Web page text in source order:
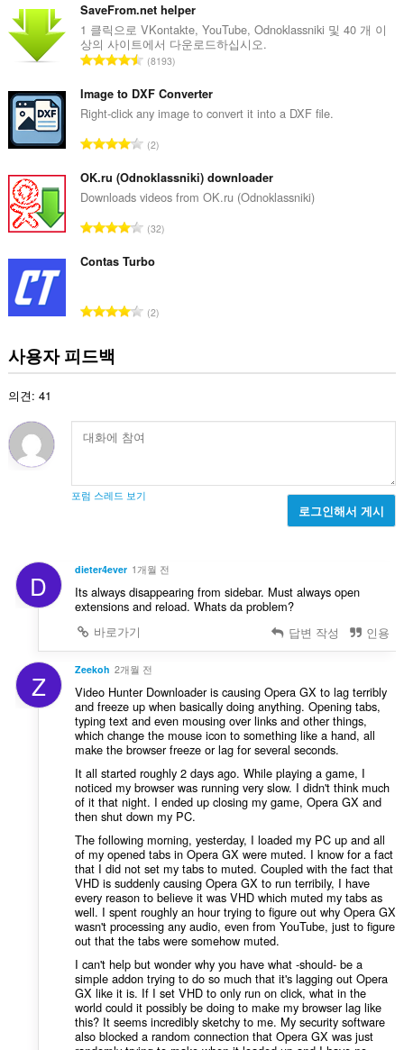
드
바
을
추
가
해
니
다.
이
확
기
은
탭
및
활
동
에
액
스
할
수
extension
can
store
client-
side
data.
급
수
:
SaveFrom.net helper
1 클릭으로 VKontakte, YouTube, Odnoklassniki 및 40 개 이
상의 사이트에서 다운로드하십시오.
총
급
수
8193
Image to DXF Converter
Right-click any image to convert it into a DXF file.
총
급
수
2
OK.ru (Odnoklassniki) downloader
Downloads videos from OK.ru (Odnoklassniki)
총
급
32
Contas Turbo
총
2
사용자 피드백
의견: 41
포럼 스레드 보기
로그인해서 게시
D dieter4ever 1개월 전
Its always disappearing from sidebar. Must always open
extensions and reload. Whats da problem?
바로가기
답변 작성 인용
Z Zeekoh 2개월 전
Video Hunter Downloader is causing Opera GX to lag terribly
and freeze up when basically doing anything. Opening tabs,
typing text and even mousing over links and other things,
which change the mouse icon to something like a hand, all
make the browser freeze or lag for several seconds.
It all started roughly 2 days ago. While playing a game, I
noticed my browser was running very slow. I didn't think much
of it that night. I ended up closing my game, Opera GX and
then shut down my PC.
The following morning, yesterday, I loaded my PC up and all
of my opened tabs in Opera GX were muted. I know for a fact
that I did not set my tabs to muted. Coupled with the fact that
VHD is suddenly causing Opera GX to run terribily, I have
every reason to believe it was VHD which muted my tabs as
well. I spent roughly an hour trying to figure out why Opera GX
wasn't processing any audio, even from YouTube, just to figure
out that the tabs were somehow muted.
I can't help but wonder why you have what -should- be a
simple addon trying to do so much that it's lagging out Opera
GX like it is. If I set VHD to only run on click, what in the
world could it possibly be doing to make my browser lag like
this? It seems incredibly sketchy to me. My security software
also blocked a random connection that Opera GX was just